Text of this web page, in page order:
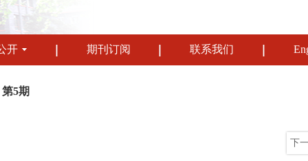
开 期刊订阅 联系我们
5期
下